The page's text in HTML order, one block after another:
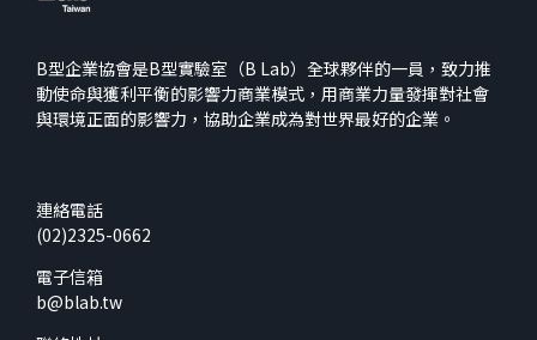
B型企業協會是B型實驗室（B Lab）全球夥伴的一員，致力推
動使命與獲利平衡的影響力商業模式，用商業力量發揮對社會
與環境正面的影響力，協助企業成為對世界最好的企業。
連絡電話
(02)2325-0662
電子信箱
b@blab.tw